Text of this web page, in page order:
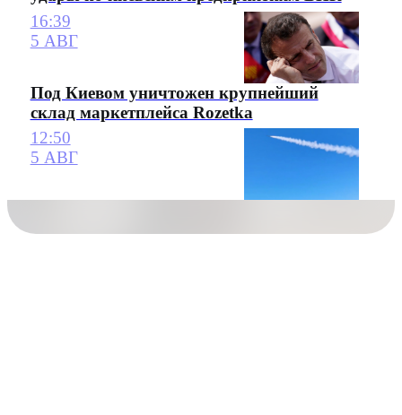
16:39
5 АВГ
Под Киевом уничтожен крупнейший
склад маркетплейса Rozetka
12:50
5 АВГ